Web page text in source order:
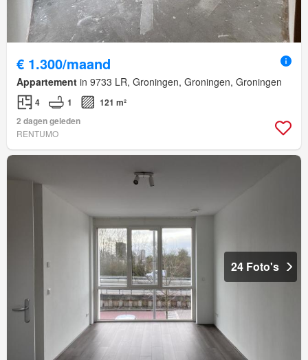
€ 1.300/maand
Appartement in 9733 LR, Groningen, Groningen, Groningen
4 1
121 m²
2 dagen geleden
RENTUMO
24 Foto's